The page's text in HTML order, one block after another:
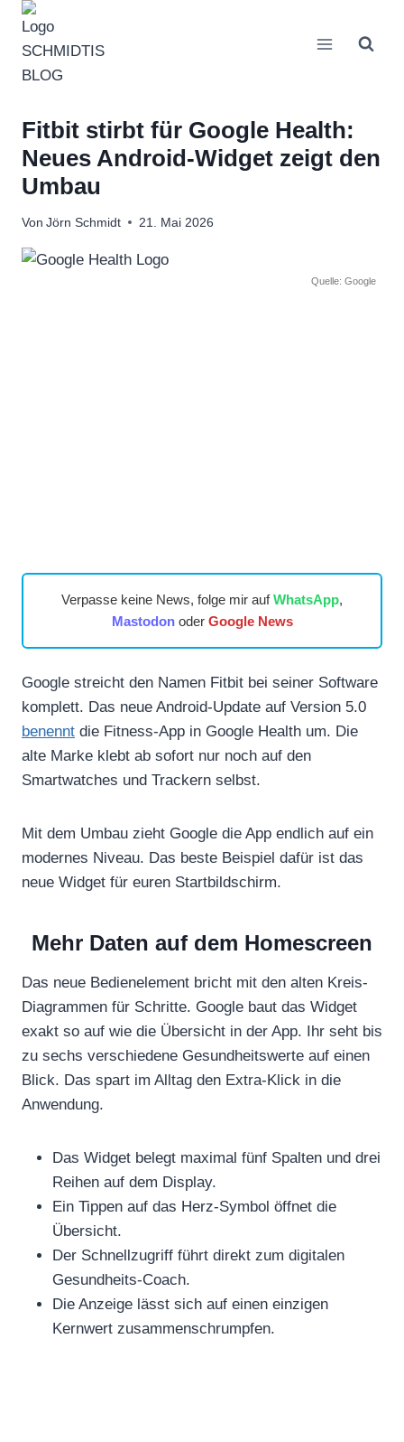
Zum
Inhalt
springen
Fitbit stirbt für Google Health:
Neues Android-Widget zeigt den
Umbau
Von Jörn Schmidt 21. Mai 2026
Quelle: Google
Verpasse keine News, folge mir aufWhatsApp,
Mastodonoder Google News
Google streicht den Namen Fitbit bei seiner Software
komplett. Das neue Android-Update auf Version 5.0
benennt die Fitness-App in Google Health um. Die
alte Marke klebt ab sofort nur noch auf den
Smartwatches und Trackern selbst.
Mit dem Umbau zieht Google die App endlich auf ein
modernes Niveau. Das beste Beispiel dafür ist das
neue Widget für euren Startbildschirm.
Mehr Daten auf dem Homescreen
Das neue Bedienelement bricht mit den alten Kreis-
Diagrammen für Schritte. Google baut das Widget
exakt so auf wie die Übersicht in der App. Ihr seht bis
zu sechs verschiedene Gesundheitswerte auf einen
Blick. Das spart im Alltag den Extra-Klick in die
Anwendung.
Das Widget belegt maximal fünf Spalten und drei
Reihen auf dem Display.
Ein Tippen auf das Herz-Symbol öffnet die
Übersicht.
Der Schnellzugriff führt direkt zum digitalen
Gesundheits-Coach.
Die Anzeige lässt sich auf einen einzigen
Kernwert zusammenschrumpfen.